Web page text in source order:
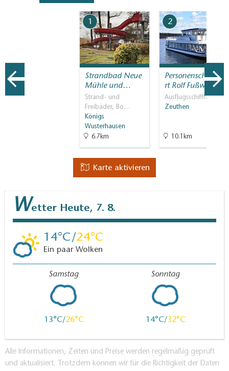
1
Strandbad Neue
Mühle und…
Strand- und
Freibäder, Bo…
Königs
Wusterhausen
6.7km
2
Personenschifffah
rt Rolf Fußwinkel
Ausflugsschifffahrt
Zeuthen
10.1km
Karte aktivieren
Wetter Heute, 7. 8.
14 24
Ein paar Wolken
Samstag
13 26
Sonntag
14 32
Alle Informationen, Zeiten und Preise werden regelmäßig geprüft
und aktualisiert. Trotzdem können wir für die Richtigkeit der Daten